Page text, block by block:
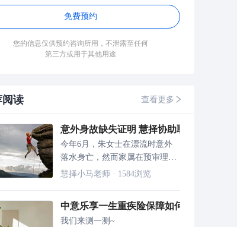
免费预约
您的信息仅供预约咨询所用，不泄露至任何
第三方或用于其他用途
阅读 查看更多
意外身故缺失证明 慧择协助取证顺利赔付
今年6月，朱女士在漂流时意外
落水身亡，然而家属在预审理赔
材料时发现死亡证明未写明是意
慧择小马老师 · 1584浏览
中意乐享一生重疾险保障如何？值得买吗
我们来测一测~